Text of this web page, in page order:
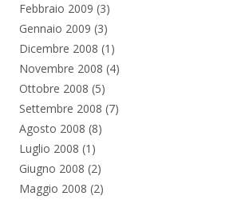
Febbraio 2009 (3)
Gennaio 2009 (3)
Dicembre 2008 (1)
Novembre 2008 (4)
Ottobre 2008 (5)
Settembre 2008 (7)
Agosto 2008 (8)
Luglio 2008 (1)
Giugno 2008 (2)
Maggio 2008 (2)